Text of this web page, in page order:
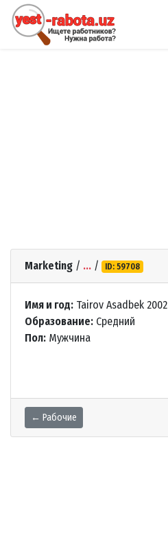
Marketing / ... / ID: 59708
Имя и год: Tairov Asadbek 2002
Образование: Средний
Пол: Мужчина
← Рабочие